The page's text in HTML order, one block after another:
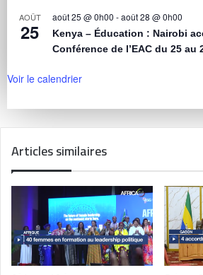
AOÛT
25
août 25 @ 0h00 -août 28 @ 0h00
Kenya – Éducation : Nairobi
Conférence de l’EAC du 25 au
Voir le calendrier
Articles similaires